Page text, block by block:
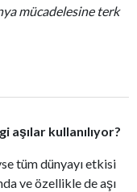
mücadelesine terk
aşılar kullanılıyor?
tüm dünyayı etkisi
ve özellikle de aşı